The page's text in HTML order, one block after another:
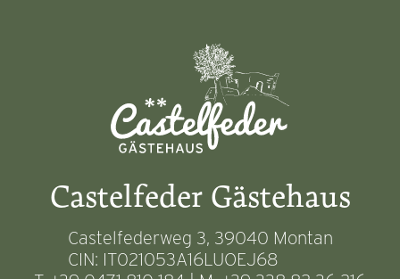
Castelfeder Gästehaus
Castelfederweg 3, 39040 Montan
CIN: IT021053A16LUOEJ68